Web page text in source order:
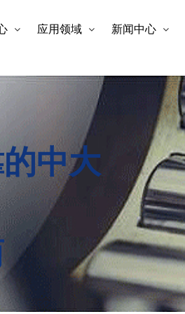
应用领域 新闻中心
中大